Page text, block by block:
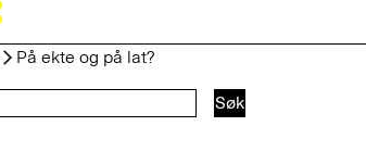
På ekte og på lat?
Søk